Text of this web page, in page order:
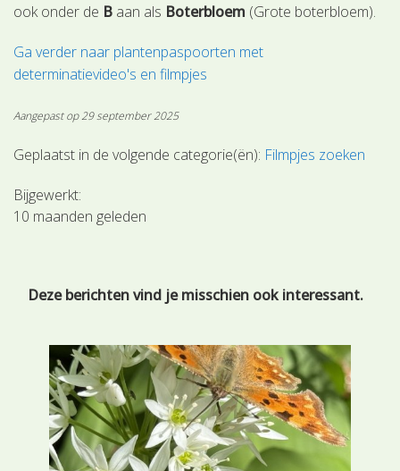
ook onder de B aan als Boterbloem (Grote boterbloem).
Ga verder naar plantenpaspoorten met
determinatievideo's en filmpjes
Aangepast op 29 september 2025
Geplaatst in de volgende categorie(ën): Filmpjes zoeken
Bijgewerkt:
10 maanden geleden
Deze berichten vind je misschien ook interessant.